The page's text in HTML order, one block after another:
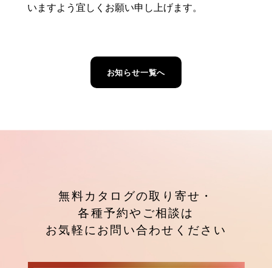
いますよう宜しくお願い申し上げます。
お知らせ一覧へ
無料カタログの取り寄せ・
各種予約やご相談は
お気軽にお問い合わせください